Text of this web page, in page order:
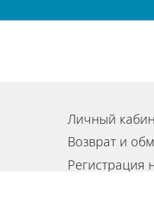
Личный
Возврат и
Регистрация